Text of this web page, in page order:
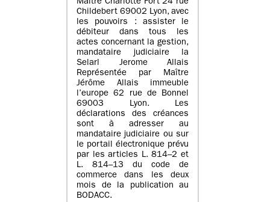
Maître Charlotte Fort 24 rue
Childebert 69002 Lyon, avec
les pouvoirs : assister le
débiteur dans tous les
actes concernant la gestion,
mandataire judiciaire la
Selarl Jerome Allais
Représentée par Maître
Jérôme Allais immeuble
l’europe 62 rue de Bonnel
69003 Lyon. Les
déclarations des créances
sont à adresser au
mandataire judiciaire ou sur
le portail électronique prévu
par les articles L. 814–2 et
L. 814–13 du code de
commerce dans les deux
mois de la publication au
BODACC.